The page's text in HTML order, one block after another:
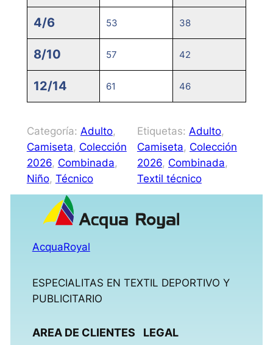
4/6 53 38
8/10 57 42
12/14 61 46
Categoría: Adulto
Camiseta, Colección
2026, Combinada
Niño, Técnico
Etiquetas: Adulto
Camiseta, Colección
2026, Combinada
Textil técnico
AcquaRoyal
ESPECIALITAS EN TEXTIL DEPORTIVO Y
PUBLICITARIO
AREA DE CLIENTES LEGAL